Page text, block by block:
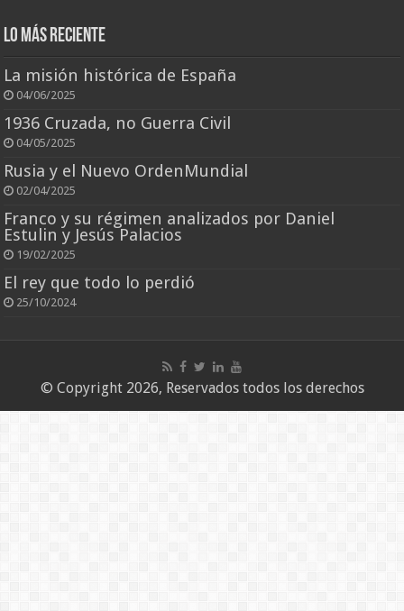
Lo más reciente
La misión histórica de España
04/06/2025
1936 Cruzada, no Guerra Civil
04/05/2025
Rusia y el Nuevo OrdenMundial
02/04/2025
Franco y su régimen analizados por Daniel
Estulin y Jesús Palacios
19/02/2025
El rey que todo lo perdió
25/10/2024
© Copyright 2026, Reservados todos los derechos